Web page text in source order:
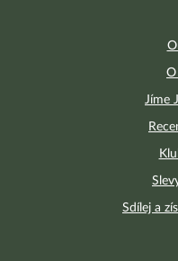
O
Jíme
Sdílej a